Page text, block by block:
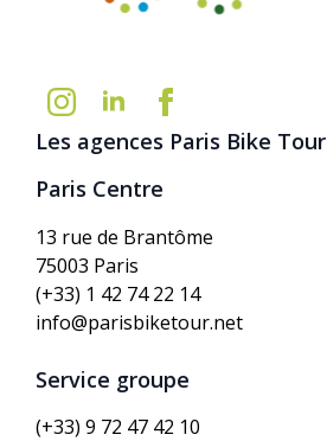
Les agences Paris Bike Tour
Paris Centre
13 rue de Brantôme
75003 Paris
(+33) 1 42 74 22 14
info@parisbiketour.net
Service groupe
(+33) 9 72 47 42 10